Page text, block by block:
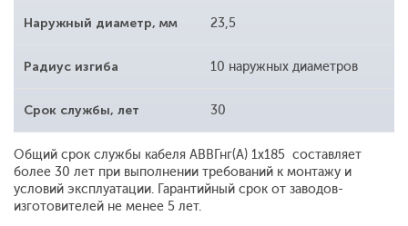
Наружный диаметр, мм 23,5
Радиус изгиба 10 наружных диаметров
Срок службы, лет 30
Общий срок службы кабеля АВВГнг(А) 1x185 составляет
более 30 лет при выполнении требований к монтажу и
условий эксплуатации. Гарантийный срок от заводов-
изготовителей не менее 5 лет.